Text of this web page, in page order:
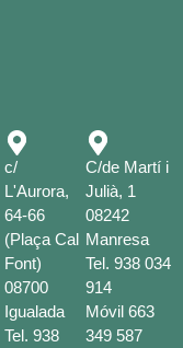
c/
L'Aurora,
64-66
(Plaça Cal
Font)
08700
Igualada
Tel. 938
C/de Martí i
Julià, 1
08242
Manresa
Tel.938 034
914
Móvil663
349 587